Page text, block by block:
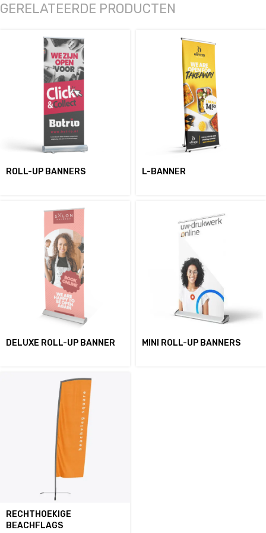
GERELATEERDE PRODUCTEN
ROLL-UP BANNERS L-BANNER
DELUXE ROLL-UP BANNER MINI ROLL-UP BANNERS
RECHTHOEKIGE
BEACHFLAGS